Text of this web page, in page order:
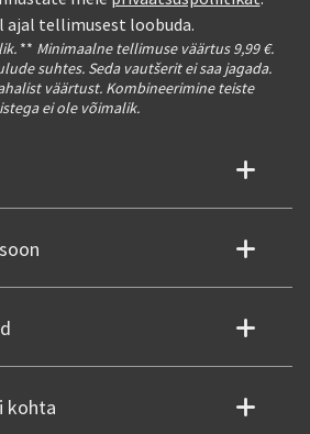
ajal tellimusest loobuda.
** Minimaalne tellimuse väärtus 9,99 €.
suhtes. Seda vautšerit ei saa jagada.
väärtust. Kombineerimine teiste
ei ole võimalik.
kohta